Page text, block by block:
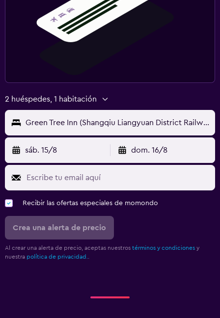
2 huéspedes, 1 habitación
Green Tree Inn (Shangqiu Liangyuan District Railway Station)
sáb. 15/8 dom. 16/8
Recibir las ofertas especiales de momondo
Crea una alerta de precio
Al crear una alerta de precio, aceptas nuestros términos y condiciones y
nuestra política de privacidad.